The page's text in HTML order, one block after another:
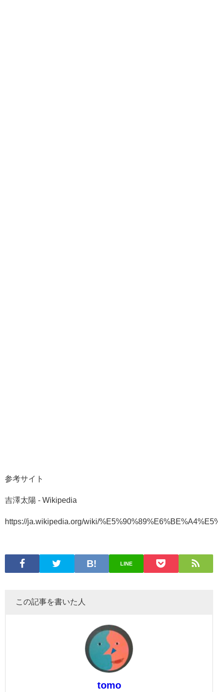
参考サイト
吉澤太陽 - Wikipedia
https://ja.wikipedia.org/wiki/
LINE
この記事を書いた人
tomo